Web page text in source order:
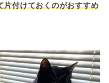
片付けておくのがおすすめ